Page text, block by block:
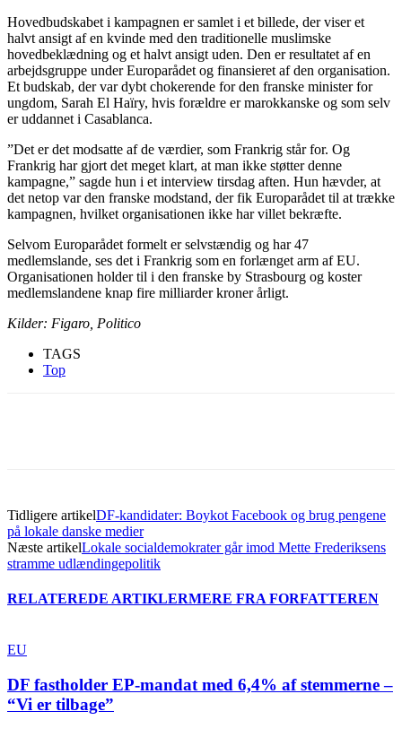
Hovedbudskabet i kampagnen er samlet i et billede, der viser et
halvt ansigt af en kvinde med den traditionelle muslimske
hovedbeklædning og et halvt ansigt uden. Den er resultatet af en
arbejdsgruppe under Europarådet og finansieret af den organisation.
Et budskab, der var dybt chokerende for den franske minister for
ungdom, Sarah El Haïry, hvis forældre er marokkanske og som selv
er uddannet i Casablanca.
”Det er det modsatte af de værdier, som Frankrig står for. Og
Frankrig har gjort det meget klart, at man ikke støtter denne
kampagne,” sagde hun i et interview tirsdag aften. Hun hævder, at
det netop var den franske modstand, der fik Europarådet til at trække
kampagnen, hvilket organisationen ikke har villet bekræfte.
Selvom Europarådet formelt er selvstændig og har 47
medlemslande, ses det i Frankrig som en forlænget arm af EU.
Organisationen holder til i den franske by Strasbourg og koster
medlemslandene knap fire milliarder kroner årligt.
Kilder: Figaro, Politico
TAGS
Top
Tidligere artikelDF-kandidater: Boykot Facebook og brug pengene
på lokale danske medier
Næste artikelLokale socialdemokrater går imod Mette Frederiksens
stramme udlændingepolitik
RELATEREDE ARTIKLERMERE FRA FORFATTEREN
EU
DF fastholder EP-mandat med 6,4% af stemmerne –
“Vi er tilbage”